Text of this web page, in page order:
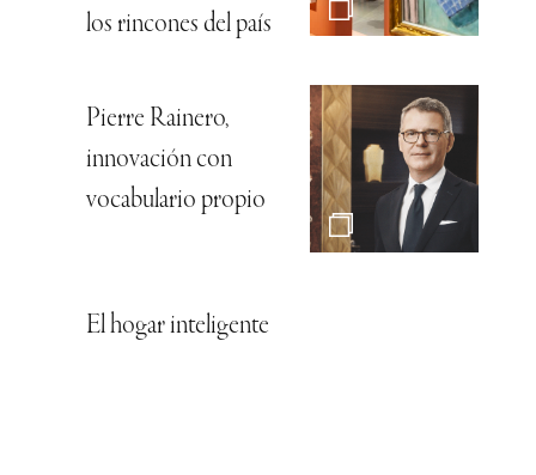
los rincones del país
Pierre Rainero,
innovación con
vocabulario propio
El hogar inteligente